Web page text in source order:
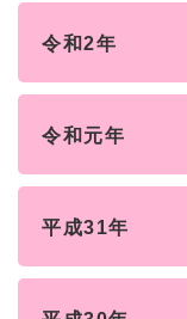
令和2年
令和元年
平成31年